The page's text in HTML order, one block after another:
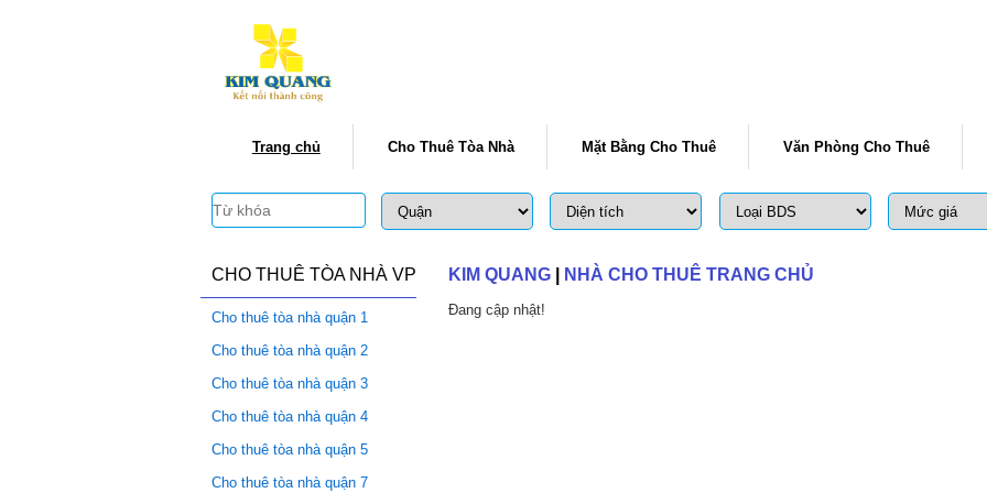
KIM QUANG NHÀ CHO THUÊ TRANG CHỦ
Đang cập nhật!
CHO THUÊ TÒA NHÀ VP
Cho thuê tòa nhà quận 1
Cho thuê tòa nhà quận 2
Cho thuê tòa nhà quận 3
Cho thuê tòa nhà quận 4
Cho thuê tòa nhà quận 5
Cho thuê tòa nhà quận 7
Trang chủ Cho Thuê Tòa Nhà Mặt Bằng Cho Thuê Văn Phòng Cho Thuê